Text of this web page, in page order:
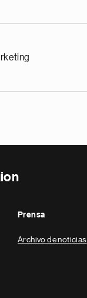
Prensa
Archivo de noticias